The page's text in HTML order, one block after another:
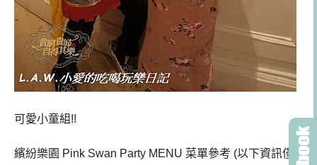
可愛小童組!!
繽紛樂園 Pink Swan Party MENU 菜單參考 (以下資訊僅